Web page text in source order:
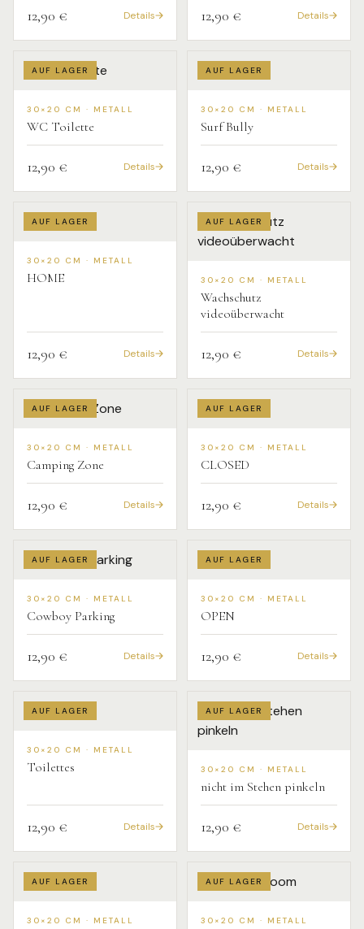
12,90 € Details 12,90 € Details
AUF LAGER
30×20 CM · METALL
WC Toilette
12,90 € Details
AUF LAGER
30×20 CM · METALL
Surf Bully
12,90 € Details
AUF LAGER
30×20 CM · METALL
HOME
12,90 € Details
AUF LAGER
30×20 CM · METALL
Wachschutz
videoüberwacht
12,90 € Details
AUF LAGER
30×20 CM · METALL
Camping Zone
12,90 € Details
AUF LAGER
30×20 CM · METALL
CLOSED
12,90 € Details
AUF LAGER
30×20 CM · METALL
Cowboy Parking
12,90 € Details
AUF LAGER
30×20 CM · METALL
OPEN
12,90 € Details
AUF LAGER
30×20 CM · METALL
Toilettes
12,90 € Details
AUF LAGER
30×20 CM · METALL
nicht im Stehen pinkeln
12,90 € Details
AUF LAGER
30×20 CM · METALL
AUF LAGER
30×20 CM · METALL